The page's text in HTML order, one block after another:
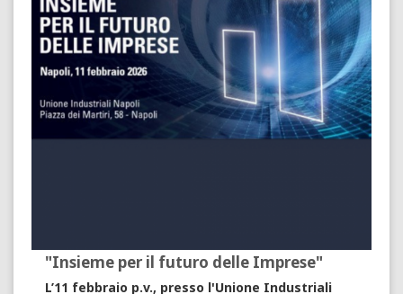
"Insieme per il futuro delle Imprese"
L’11 febbraio p.v., presso l'Unione Industriali